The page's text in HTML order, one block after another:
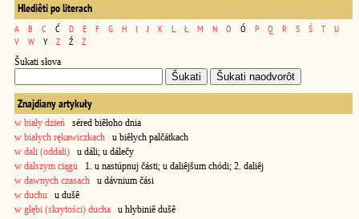
Hlediêti po literach
A B C Ć D E F G H I J K L Ł M N O Ó P Q R S Ś T
U
V
W Y Z Ź Ż
Šukati słova
Znajdiany artykuły
w biały dzień séred biêłoho dnia
w białych rękawiczkach u biêłych palčátkach
w dali (oddali) u dáli; u dálečy
w dalszym ciągu 1. u nastúpnuj části; u daliêjšum chódi; 2. daliêj
w dawnych czasach u dávnium čási
w duchu u dušê
w głębi (skrytości) ducha u hłybiniê dušê